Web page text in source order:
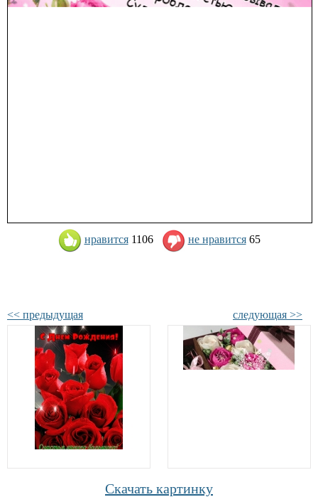
нравится 1106 не нравится 65
<< предыдущая следующая >>
Скачать картинку